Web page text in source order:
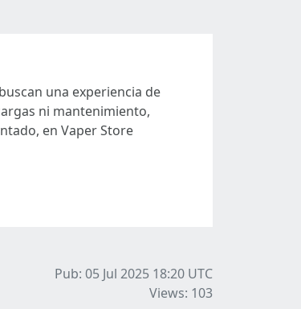
una experiencia de
ni mantenimiento,
en Vaper Store
Pub: 05 Jul 2025 18:20 UTC
Views: 103